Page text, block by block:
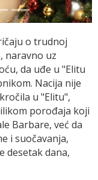
o trudnoj
naravno uz
da uđe u "Elitu
Nacija nije
u "Elitu",
porođaja koji
Barbare, već da
i suočavanja,
desetak dana,